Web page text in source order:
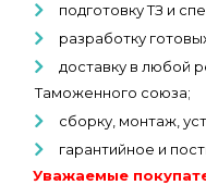
подготовку ТЗ и
разработку
доставку в любой
Таможенного союза;
сборку, монтаж,
гарантийное и
Уважаемые